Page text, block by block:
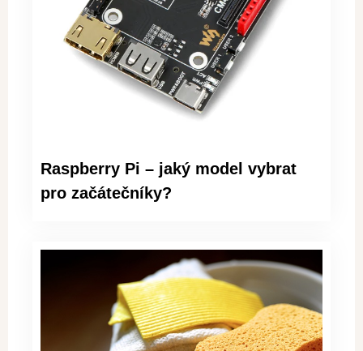
Raspberry Pi – jaký model vybrat
pro začátečníky?